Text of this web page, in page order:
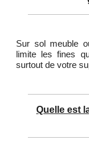
Sur sol meuble
limite les fines
surtout de votre
Quelle est